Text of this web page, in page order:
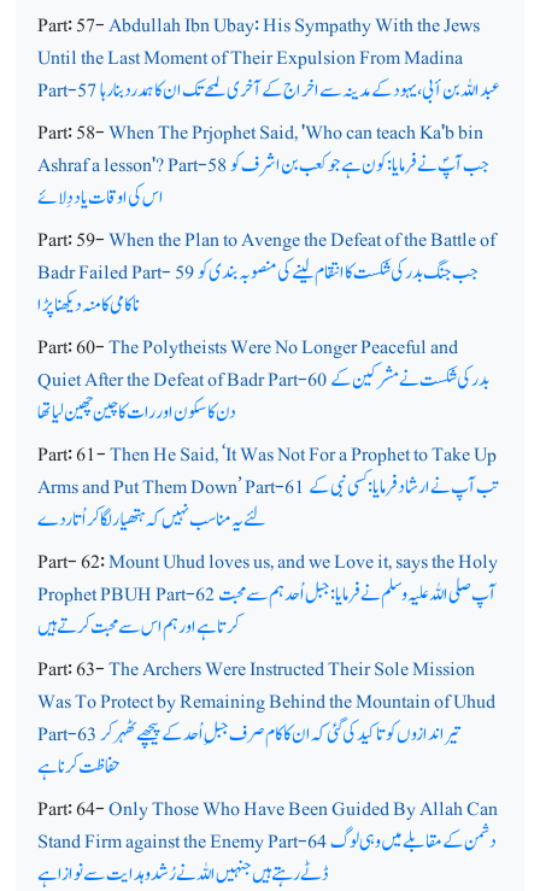
Part: 57-Abdullah Ibn Ubay: His Sympathy With the Jews
Until the Last Moment of Their Expulsion From Madina
Part-57عبد اللہ بن أبی، یہود کے مدینہ سے اخراج کے آخری لمحے تک ان کا ہمدرد بنا رہا
Part: 58-When The Prjophet Said, 'Who can teach Ka'b bin
Ashraf a lesson'? Part-58جب آپؐ نے فرمایا: کون ہے جو کعب بن اشرف کو
اس کی اوقات یاد دِلائے
Part: 59-When the Plan to Avenge the Defeat of the Battle of
Badr Failed Part- 59جب جنگ بدر کی شکست کا انتقام لینے کی منصوبہ بندی کو
ناکامی کا منہ دیکھنا پڑا
Part: 60-The Polytheists Were No Longer Peaceful and
Quiet After the Defeat of Badr Part-60بدر کی شکست نے مشرکین کے
دن کا سکون اور رات کاچین چھین لیا تھا
Part: 61-Then He Said, ‘It Was Not For a Prophet to Take Up
Arms and Put Them Down’ Part-61 تب آپ نے ارشاد فرمایا: کسی نبی کے
لئے یہ مناسب نہیں کہ ہتھیار لگا کر اُتاردے
Part- 62:Mount Uhud loves us, and we Love it, says the Holy
Prophet PBUH Part-62آپ صلی اللہ علیہ وسلم نے فرمایا: جبل اُحد ہم سے محبت
کرتاہے اور ہم اس سے محبت کرتے ہیں
Part: 63-The Archers Were Instructed Their Sole Mission
Was To Protect by Remaining Behind the Mountain of Uhud
Part-63تیر اندازوں کو تاکید کی گئی کہ ان کا کام صرف جبلِ اُحد کے پیچھے ٹھہر کر
حفاظت کرنا ہے
Part: 64-Only Those Who Have Been Guided By Allah Can
Stand Firm against the Enemy Part-64دشمن کے مقابلے میں وہی لوگ
ڈٹے رہتے ہیں جنہیں اللہ نے رُشد و ہدایت سے نوازاہے